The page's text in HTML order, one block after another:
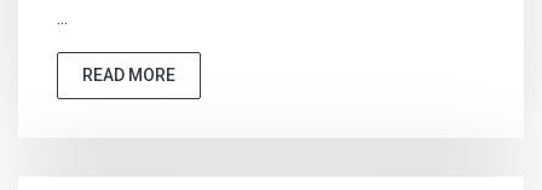
...
READ MORE